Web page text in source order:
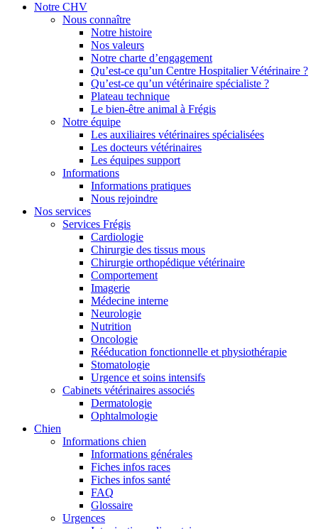
Notre CHV
Nous connaître
Notre histoire
Nos valeurs
Notre charte d’engagement
Qu’est-ce qu’un Centre Hospitalier Vétérinaire ?
Qu’est-ce qu’un vétérinaire spécialiste ?
Plateau technique
Le bien-être animal à Frégis
Notre équipe
Les auxiliaires vétérinaires spécialisées
Les docteurs vétérinaires
Les équipes support
Informations
Informations pratiques
Nous rejoindre
Nos services
Services Frégis
Cardiologie
Chirurgie des tissus mous
Chirurgie orthopédique vétérinaire
Comportement
Imagerie
Médecine interne
Neurologie
Nutrition
Oncologie
Rééducation fonctionnelle et physiothérapie
Stomatologie
Urgence et soins intensifs
Cabinets vétérinaires associés
Dermatologie
Ophtalmologie
Chien
Informations chien
Informations générales
Fiches infos races
Fiches infos santé
FAQ
Glossaire
Urgences